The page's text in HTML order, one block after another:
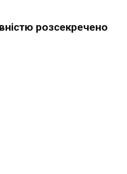
розсекречено